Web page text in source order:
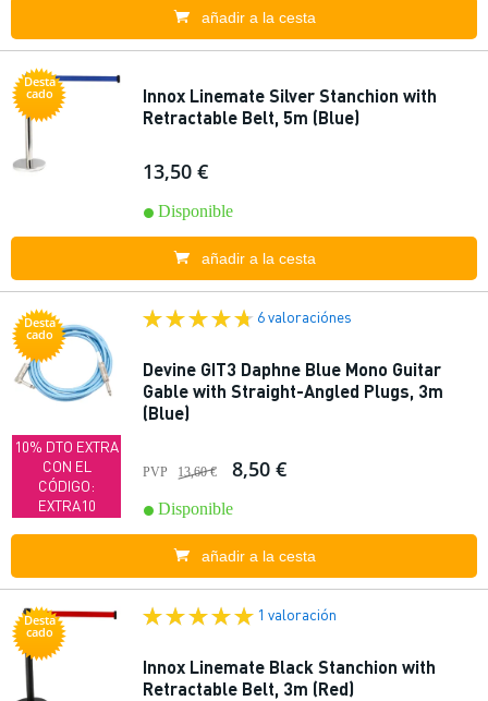
añadir a la cesta
Desta
cado
Innox Linemate Silver Stanchion with
Retractable Belt, 5m (Blue)
13,50 €
Disponible
añadir a la cesta
Desta
cado
10% DTO EXTRA
CON EL
CÓDIGO:
EXTRA10
6 valoraciónes
Devine GIT3 Daphne Blue Mono Guitar
Gable with Straight-Angled Plugs, 3m
(Blue)
PVP 13,60 € 8,50 €
Disponible
añadir a la cesta
Desta
cado
1 valoración
Innox Linemate Black Stanchion with
Retractable Belt, 3m (Red)